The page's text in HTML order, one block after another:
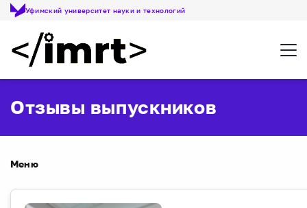
Уфимский университет науки и технологий
Отзывы выпускников
Меню